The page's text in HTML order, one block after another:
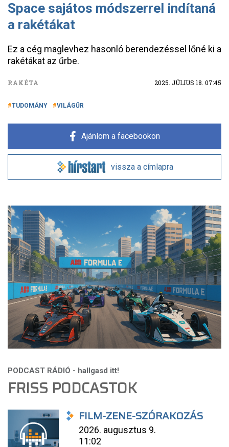
Space sajátos módszerrel indítaná
a rakétákat
Ez a cég maglevhez hasonló berendezéssel lőné ki a
rakétákat az űrbe.
RAKÉTA 2025. JÚLIUS 18. 07:45
TUDOMÁNY VILÁGŰR
Ajánlom a facebookon
vissza a címlapra
FRISS PODCASTOK
FILM-ZENE-SZÓRAKOZÁS
2026. augusztus 9.
11:02